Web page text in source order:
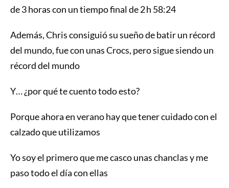
de 3 horas con un tiempo final de 2 h 58:24
Además, Chris consiguió su sueño de batir un récord
del mundo, fue con unas Crocs, pero sigue siendo un
récord del mundo
Y… ¿por qué te cuento todo esto?
Porque ahora en verano hay que tener cuidado con el
calzado que utilizamos
Yo soy el primero que me casco unas chanclas y me
paso todo el día con ellas